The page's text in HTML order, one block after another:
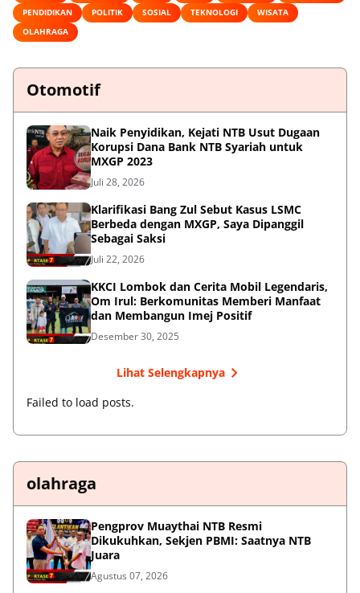
PENDIDIKAN
POLITIK SOSIAL TEKNOLOGI
WISATA
OLAHRAGA
Otomotif
Naik Penyidikan, Kejati NTB Usut Dugaan
Korupsi Dana Bank NTB Syariah untuk
MXGP 2023
Juli 28, 2026
Klarifikasi Bang Zul Sebut Kasus LSMC
Berbeda dengan MXGP, Saya Dipanggil
Sebagai Saksi
Juli 22, 2026
KKCI Lombok dan Cerita Mobil Legendaris,
Om Irul: Berkomunitas Memberi Manfaat
dan Membangun Imej Positif
Desember 30, 2025
Lihat Selengkapnya
Failed to load posts.
olahraga
Pengprov Muaythai NTB Resmi
Dikukuhkan, Sekjen PBMI: Saatnya NTB
Juara
Agustus 07, 2026